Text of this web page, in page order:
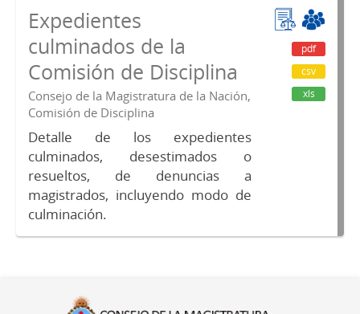
Expedientes
culminados de la
Comisión de Disciplina
Consejo de la Magistratura de la Nación,
Comisión de Disciplina
Detalle de los expedientes
culminados, desestimados o
resueltos, de denuncias a
magistrados, incluyendo modo de
culminación.
pdf
csv
xls